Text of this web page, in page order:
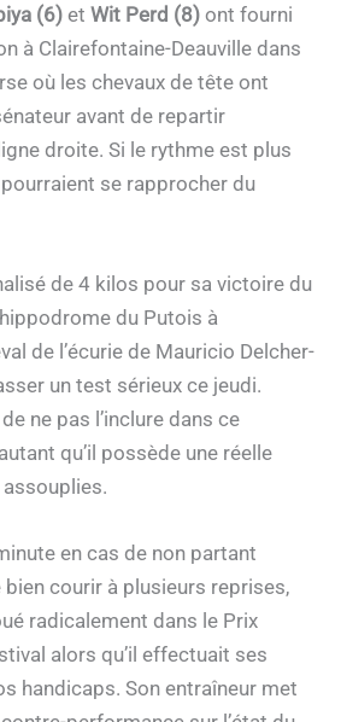
(6) et Wit Perd (8) ont fourni
à Clairefontaine-Deauville dans
où les chevaux de tête ont
avant de repartir
droite. Si le rythme est plus
se rapprocher du
de 4 kilos pour sa victoire du
du Putois à
de l’écurie de Mauricio Delcher-
un test sérieux ce jeudi.
ne pas l’inclure dans ce
qu’il possède une réelle
en cas de non partant
bien courir à plusieurs reprises,
radicalement dans le Prix
alors qu’il effectuait ses
handicaps. Son entraîneur met